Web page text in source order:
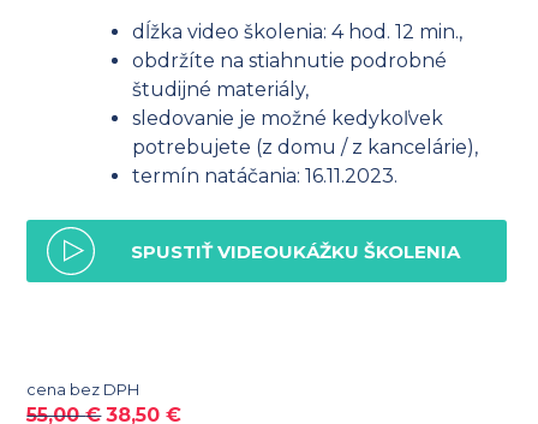
dĺžka video školenia: 4 hod. 12 min.,
obdržíte na stiahnutie podrobné
študijné materiály,
sledovanie je možné kedykoľvek
potrebujete (z domu / z kancelárie),
termín natáčania: 16.11.2023.
SPUSTIŤ VIDEOUKÁŽKU ŠKOLENIA
cena bez DPH
55,00€ 38,50€